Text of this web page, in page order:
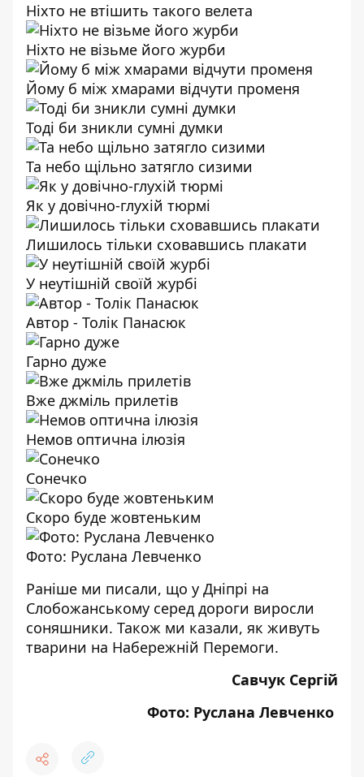
Ніхто не втішить такого велета
Ніхто не візьме його журби
Йому б між хмарами відчути променя
Тоді би зникли сумні думки
Та небо щільно затягло сизими
Як у довічно-глухій тюрмі
Лишилось тільки сховавшись плакати
У неутішній своїй журбі
Автор - Толік Панасюк
Гарно дуже
Вже джміль прилетів
Немов оптична ілюзія
Сонечко
Скоро буде жовтеньким
Фото: Руслана Левченко
Раніше ми писали, що у Дніпрі на
Слобожанському серед дороги виросли
соняшники. Також ми казали, як живуть
тварини на Набережній Перемоги.
Савчук Сергій
Фото: Руслана Левченко